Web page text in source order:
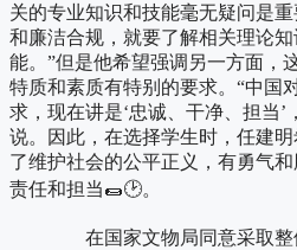
关的专业知识和技能毫无疑问是
和廉洁合规，就要了解相关理论
能。”但是他希望强调另一方面，
特质和素质有特别的要求。“中国
求，现在讲是‘忠诚、干净、担当’
说。因此，在选择学生时，任建
了维护社会的公平正义，有勇气
责任和担当🌯🕑。
在国家文物局同意采取整